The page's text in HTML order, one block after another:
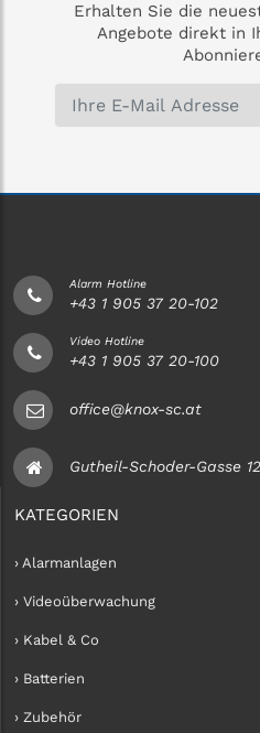
Erhalten Sie die
Angebote direkt in
Alarm Hotline
+43 1 905 37 20-102
Video Hotline
+43 1 905 37 20-100
office@knox-sc.at
Gutheil-Schoder-Gasse
KATEGORIEN
› Alarmanlagen
› Videoüberwachung
› Kabel & Co
› Batterien
› Zubehör